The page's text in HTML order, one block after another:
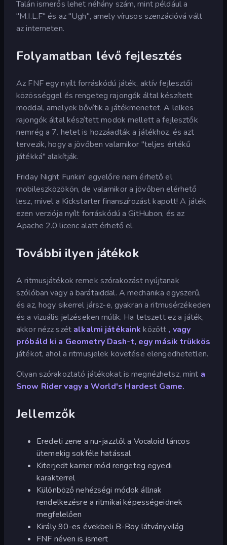
Talán ismerős lehet néhány szám, mint például a
"M.I.L.F" és az "Ugh", amely vírusos szenzációvá vált
az interneten.
Folyamatban lévő fejlesztés
Az FNF egy nyílt forráskódú játék, aktív fejlesztői
közösséggel és rengeteg rajongók által készített
moddal, amelyek bővítik a játékmenetet. A lelkes
rajongók által készített modok mellett a fejlesztők
nemrég a 7. hetet is hozzáadták a játékhoz, és azt
tervezik, hogy a jövőben valamikor "teljes értékű
játékká" alakítják.
Friday Night Funkin' egyelőre nem érhető el
mobileszközökön, de valamikor a jövőben elérhető
lesz, mivel a Kickstarter finanszírozást kapott! A játék
ezen verziója nyílt forráskódú a GitHubon, és az
Apache 2.0 licenc alatt érhető el.
További ilyen játékok
A ritmusjátékok remek szórakozást nyújtanak
szólóban vagy a barátaiddal. A mechanika egyszerű,
és az, hogy sikerrel jársz-e, gyakran a ritmusérzékeden
és a vizuális jelzéseken múlik. Ha tetszett ez a játék,
akkor nézz szét alkalmi játékaink között , vagy
próbáld ki a Geometry Dash-t, egy másik trükkös
játékot, ahol a ritmusjelek követése elengedhetetlen.
Olyan szórakoztató játékokat is megnézhetsz, mint a
Snow Rider vagy a World's Hardest Game.
Jellemzők
Eredeti zene a nu-jazztől a Vocaloid táncos
ütemekig sokféle hatással
Kiterjedt karrier mód rengeteg egyedi
karakterrel
Különböző nehézségi módok állnak
rendelkezésre a ritmikai képességeidnek
megfelelően
Király 90-es évekbeli B-Boy látványvilág
FNF néven is ismert